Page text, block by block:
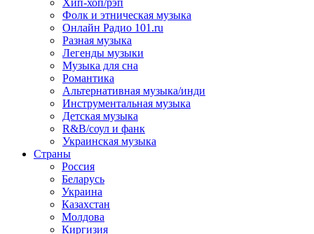
Хип-хоп/рэп
Фолк и этническая музыка
Онлайн Радио 101.ru
Разная музыка
Легенды музыки
Музыка для сна
Романтика
Альтернативная музыка/инди
Инструментальная музыка
Детская музыка
R&B/cоул и фанк
Украинская музыка
Страны
Россия
Беларусь
Украина
Казахстан
Молдова
Киргизия